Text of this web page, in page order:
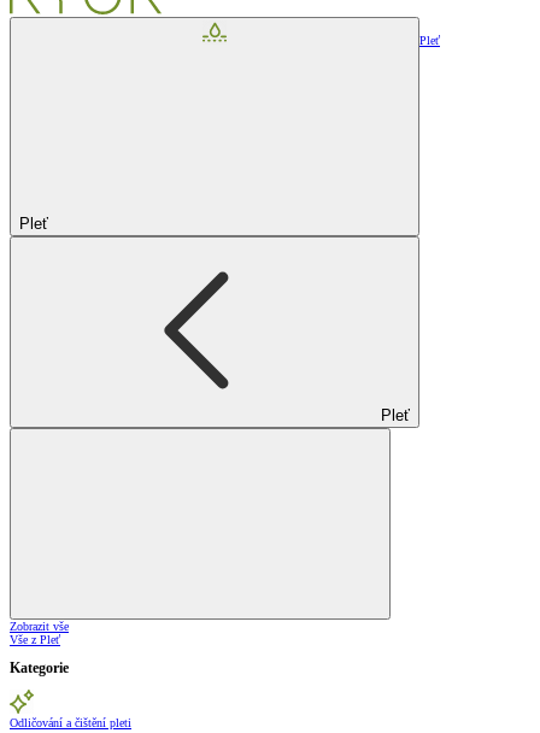
Pleť
Pleť
Pleť
Zobrazit vše
Vše z Pleť
Kategorie
Odličování a čištění pleti